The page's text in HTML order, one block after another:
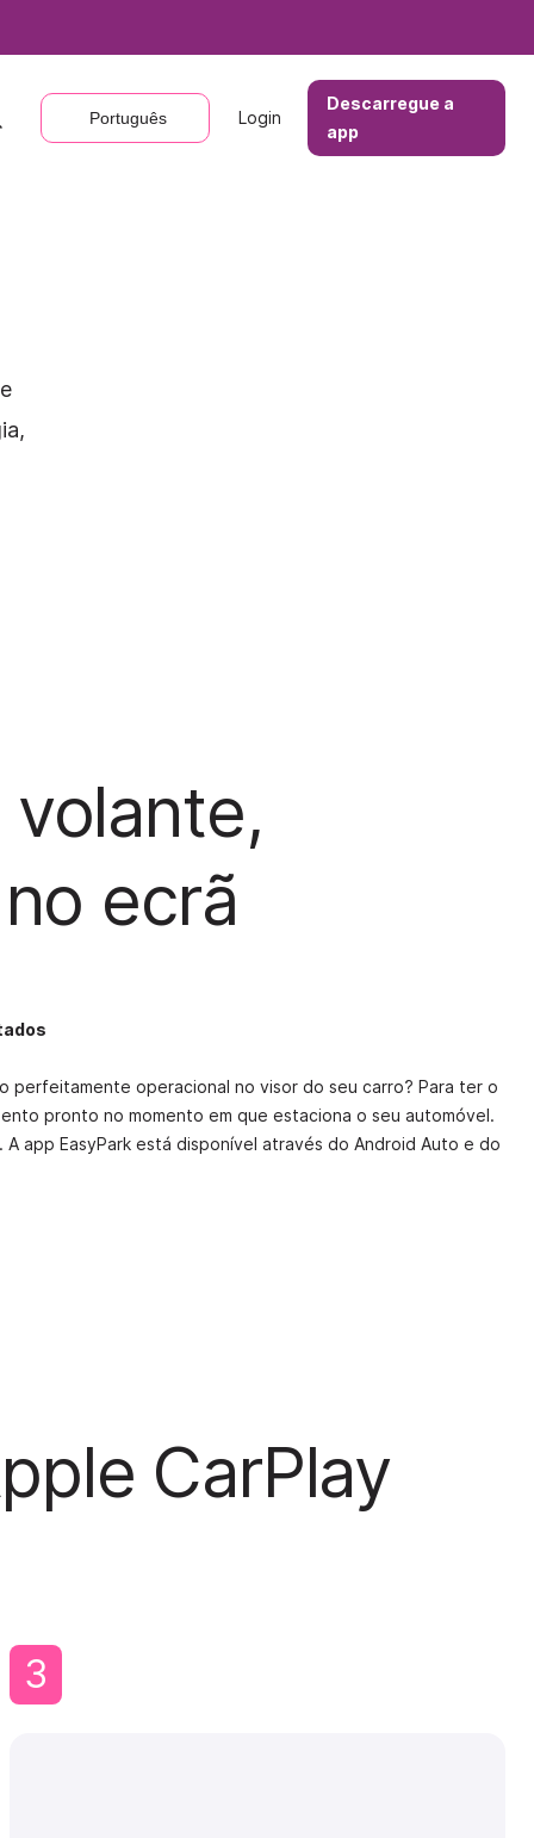
Português Login
Descarregue a
app
Português Login
Descarregue a
app
ecrã
perfeitamente operacional no visor do seu carro? Para ter o
pronto no momento em que estaciona o seu automóvel.
A app EasyPark está disponível através do Android Auto e do
CarPlay
3